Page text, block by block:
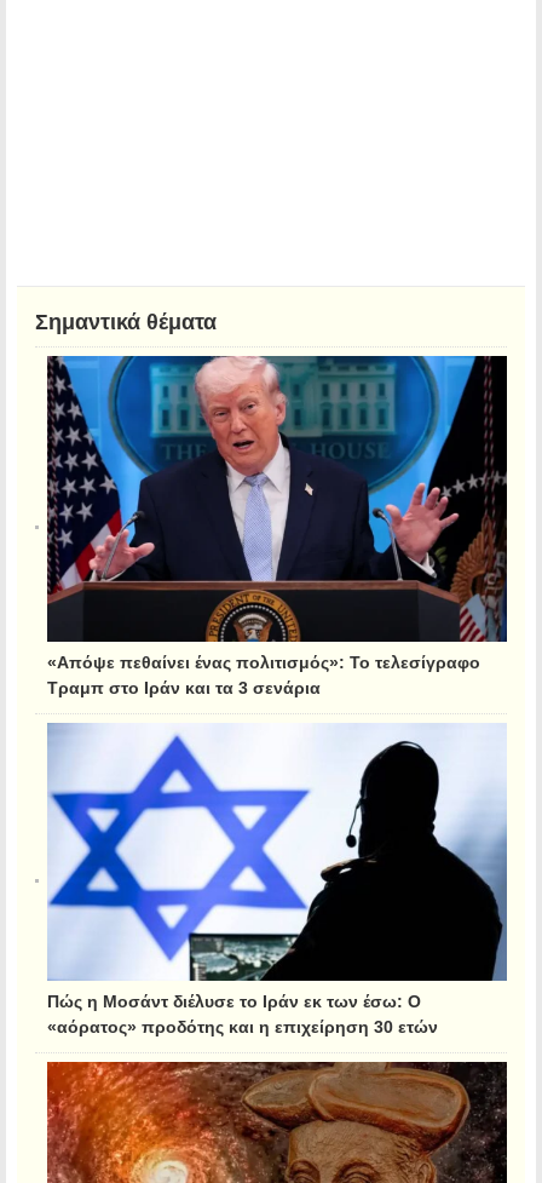
Σημαντικά θέματα
«Απόψε πεθαίνει ένας πολιτισμός»: Το τελεσίγραφο
Τραμπ στο Ιράν και τα 3 σενάρια
Πώς η Μοσάντ διέλυσε το Ιράν εκ των έσω: Ο
«αόρατος» προδότης και η επιχείρηση 30 ετών